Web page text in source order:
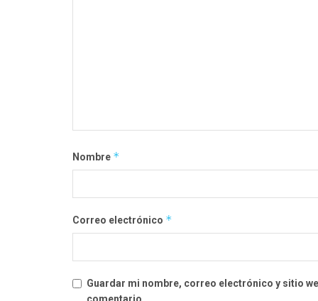
Nombre *
Correo electrónico *
Guardar mi nombre, correo electrónico y sitio
comentario.